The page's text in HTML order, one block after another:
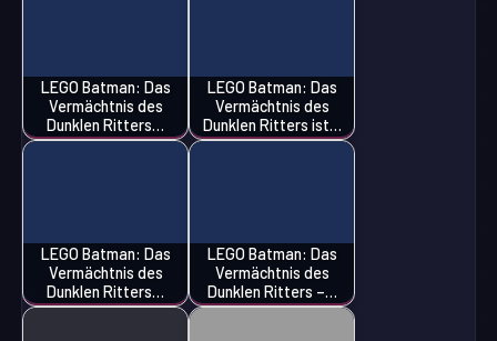
LEGO Batman: Das
Vermächtnis des
Dunklen Ritters…
LEGO Batman: Das
Vermächtnis des
Dunklen Ritters ist…
LEGO Batman: Das
Vermächtnis des
Dunklen Ritters…
LEGO Batman: Das
Vermächtnis des
Dunklen Ritters –…